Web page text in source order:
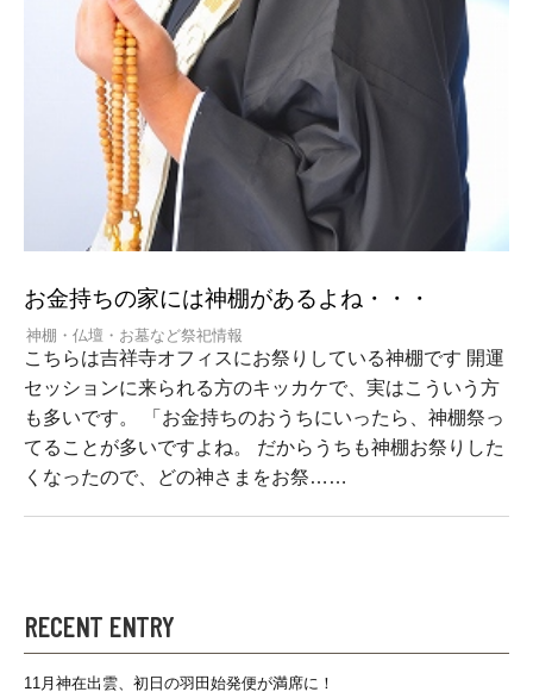
お金持ちの家には神棚があるよね・・・
神棚・仏壇・お墓など祭祀情報
こちらは吉祥寺オフィスにお祭りしている神棚です 開運
セッションに来られる方のキッカケで、実はこういう方
も多いです。 「お金持ちのおうちにいったら、神棚祭っ
てることが多いですよね。 だからうちも神棚お祭りした
くなったので、どの神さまをお祭……
RECENT ENTRY
11月神在出雲、初日の羽田始発便が満席に！